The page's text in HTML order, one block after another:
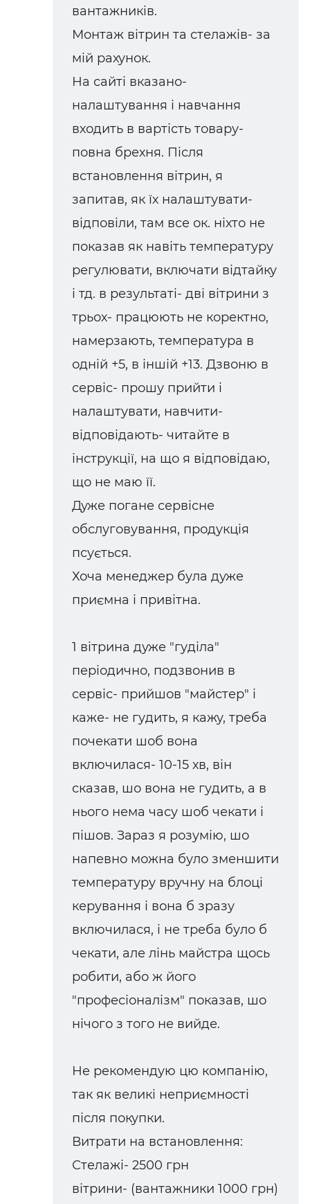
вантажників.
Монтаж вітрин та стелажів- за
мій рахунок.
На сайті вказано-
налаштування і навчання
входить в вартість товару-
повна брехня. Після
встановлення вітрин, я
запитав, як їх налаштувати-
відповіли, там все ок. ніхто не
показав як навіть температуру
регулювати, включати відтайку
і тд. в результаті- дві вітрини з
трьох- працюють не коректно,
намерзають, температура в
одній +5, в іншій +13. Дзвоню в
сервіс- прошу прийти і
налаштувати, навчити-
відповідають- читайте в
інструкції, на що я відповідаю,
що не маю її.
Дуже погане сервісне
обслуговування, продукція
псується.
Хоча менеджер була дуже
приємна і привітна.
1 вітрина дуже "гуділа"
періодично, подзвонив в
сервіс- прийшов "майстер" і
каже- не гудить, я кажу, треба
почекати шоб вона
включилася- 10-15 хв, він
сказав, шо вона не гудить, а в
нього нема часу шоб чекати і
пішов. Зараз я розумію, шо
напевно можна було зменшити
температуру вручну на блоці
керування і вона б зразу
включилася, і не треба було б
чекати, але лінь майстра щось
робити, або ж його
"професіоналізм" показав, шо
нічого з того не вийде.
Не рекомендую цю компанію,
так як великі неприємності
після покупки.
Витрати на встановлення:
Стелажі- 2500 грн
вітрини- (вантажники 1000 грн)